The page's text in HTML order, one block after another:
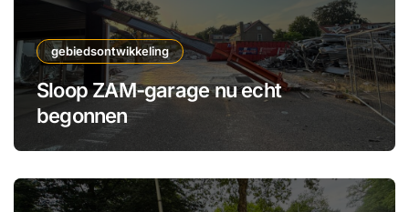
gebiedsontwikkeling
Sloop ZAM-garage nu echt
begonnen